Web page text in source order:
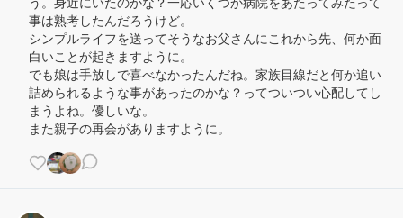
事は熟考したんだろうけど。
シンプルライフを送ってそうなお父さんにこれから先、何か面
白いことが起きますように。
でも娘は手放しで喜べなかったんだね。家族目線だと何か追い
詰められるような事があったのかな？ってついつい心配してし
まうよね。優しいな。
また親子の再会がありますように。